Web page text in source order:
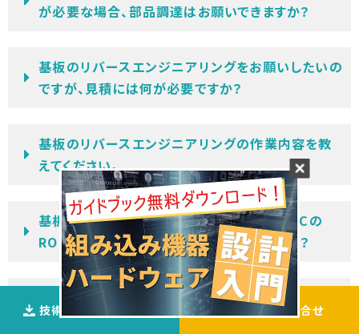
が必要な場合、部品調達はお願いできますか？
基板のリバースエンジニアリングをお願いしたいの
ですが、見積には何が必要ですか？
基板のリバースエンジニアリングの作業内容を教
えてください。
基板のリバースエンジニアリングについて、ICの
ROMデータがないのですが、対応できますか？
基板のリバースエンジニアリングについて、図面が
ないのですが対応できますか？
技術資料ダウンロ―ド ご相談・お問合せ